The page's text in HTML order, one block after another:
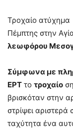
Τροχαίο ατύχημα
Πέμπτης στην
λεωφόρου
Σύμφωνα με
ΕΡΤ το τροχαίο
βρισκόταν στην
στρίψει
ταχύτητα ένα